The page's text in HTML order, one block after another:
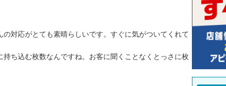
対応がとても素晴らしいです。すぐに気がついてくれて
持ち込む枚数なんですね。お客に聞くことなくとっさに枚